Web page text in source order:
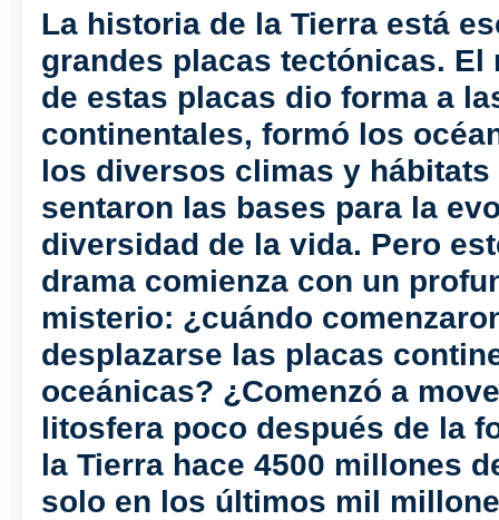
La historia de la Tierra está
grandes placas tectónicas. El
de estas placas dio forma a
continentales, formó los
los diversos climas y hábitats
sentaron las bases para la
diversidad de la vida. Pero
drama comienza con un
misterio: ¿cuándo
desplazarse las placas
oceánicas? ¿Comenzó a
litosfera poco después de la
la Tierra hace 4500 millones
solo en los últimos mil